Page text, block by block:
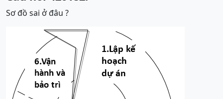
Sơ đồ sai ở đâu ?